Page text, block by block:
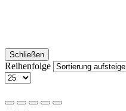
Schließen
Reihenfolge